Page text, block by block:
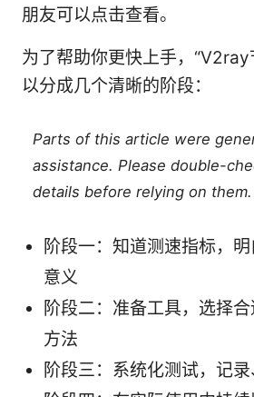
朋友可以点击查看。
为了帮助你更快上手，“V2ray
以分成几个清晰的阶段：
Parts of this article were
assistance. Please double-
details before relying on them.
阶段一：知道测速指标，
意义
阶段二：准备工具，选择
方法
阶段三：系统化测试，记